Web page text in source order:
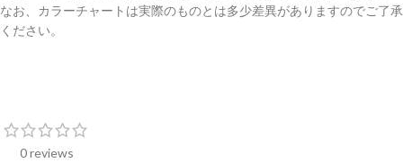
なお、カラーチャートは実際のものとは多少差異がありますのでご了承
ください。
0 reviews